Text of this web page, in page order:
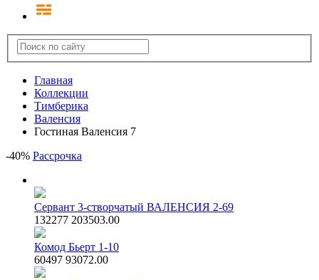
Главная
Коллекции
Тимберика
Валенсия
Гостиная Валенсия 7
-40% Рассрочка
Сервант 3-створчатый ВАЛЕНСИЯ 2-69
132277 203503.00
Комод Бьерт 1-10
60497 93072.00